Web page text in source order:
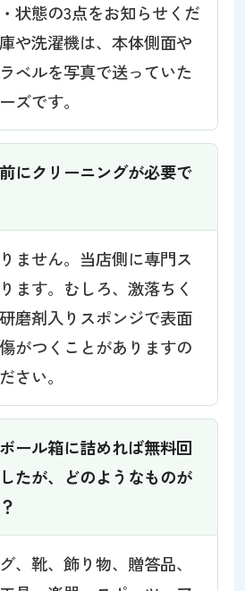
状態の3点をお知らせくだ
や洗濯機は、本体側面や
ベルを写真で送っていた
ズです。
にクリーニングが必要で
ません。当店側に専門ス
ます。むしろ、激落ちく
磨剤入りスポンジで表面
がつくことがありますの
さい。
ール箱に詰めれば無料回
たが、どのようなものが
、靴、飾り物、贈答品、